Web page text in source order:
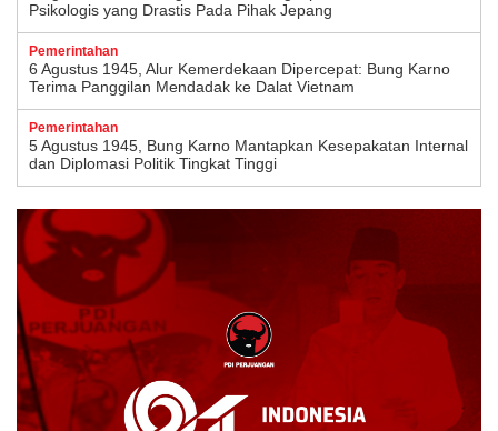
Psikologis yang Drastis Pada Pihak Jepang
Pemerintahan
6 Agustus 1945, Alur Kemerdekaan Dipercepat: Bung Karno
Terima Panggilan Mendadak ke Dalat Vietnam
Pemerintahan
5 Agustus 1945, Bung Karno Mantapkan Kesepakatan Internal
dan Diplomasi Politik Tingkat Tinggi